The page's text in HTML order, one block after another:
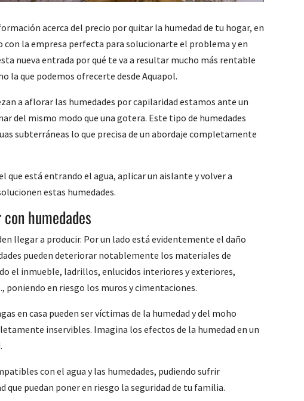
acerca del precio por quitar la humedad de tu hogar, en
con la empresa perfecta para solucionarte el problema y en
nueva entrada por qué te va a resultar mucho más rentable
la que podemos ofrecerte desde Aquapol.
a aflorar las humedades por capilaridad estamos ante un
del mismo modo que una gotera. Este tipo de humedades
subterráneas lo que precisa de un abordaje completamente
que está entrando el agua, aplicar un aislante y volver a
estas humedades.
humedades
llegar a producir. Por un lado está evidentemente el daño
pueden deteriorar notablemente los materiales de
el inmueble, ladrillos, enlucidos interiores y exteriores,
en riesgo los muros y cimentaciones.
en casa pueden ser víctimas de la humedad y del moho
inservibles. Imagina los efectos de la humedad en un
con el agua y las humedades, pudiendo sufrir
que puedan poner en riesgo la seguridad de tu familia.